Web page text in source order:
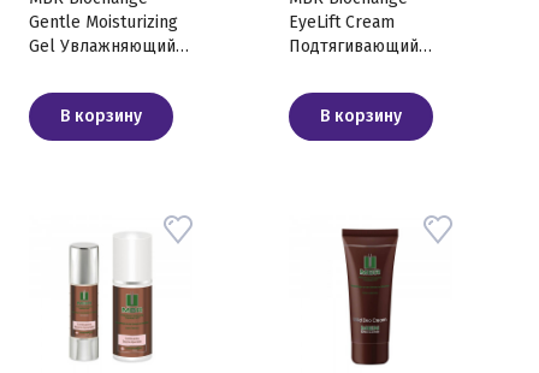
Gentle Moisturizing
Gel Увлажняющий
В корзину
EyeLift Cream
Подтягивающий
вокруг глаз, 30 мл
В корзину